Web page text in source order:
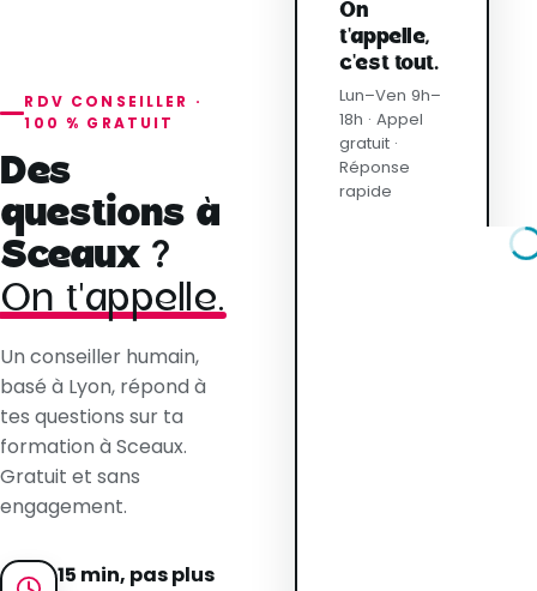
RDV CONSEILLER ·
100 % GRATUIT
Des
questions à
Sceaux ?
On t'appelle.
Un conseiller humain,
basé à Lyon, répond à
tes questions sur ta
formation à Sceaux.
Gratuit et sans
engagement.
15 min, pas plus
On
t'appelle,
c'est tout.
Lun–Ven 9h–
18h · Appel
gratuit ·
Réponse
rapide